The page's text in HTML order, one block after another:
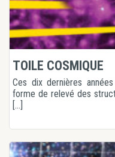
TOILE COSMIQUE
Ces dix dernières
forme de relevé des
[...]